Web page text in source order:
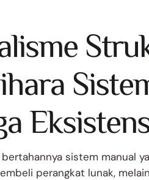
sistem manual
perangkat lunak,